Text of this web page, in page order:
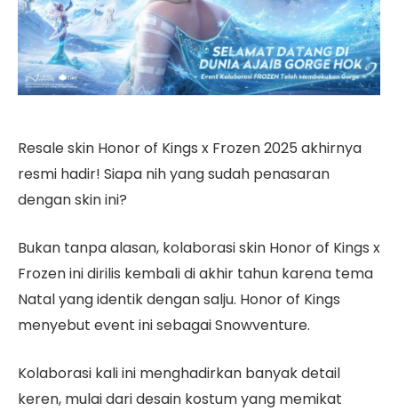
Resale skin Honor of Kings x Frozen 2025 akhirnya
resmi hadir! Siapa nih yang sudah penasaran
dengan skin ini?
Bukan tanpa alasan, kolaborasi skin Honor of Kings x
Frozen ini dirilis kembali di akhir tahun karena tema
Natal yang identik dengan salju. Honor of Kings
menyebut event ini sebagai Snowventure.
Kolaborasi kali ini menghadirkan banyak detail
keren, mulai dari desain kostum yang memikat